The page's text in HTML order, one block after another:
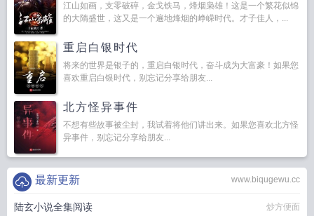
江山如画，支零破碎，金戈铁马，烽烟枭雄！这是一个繁花似锦
的大隋盛世，这又是一个遍地烽烟的峥嵘时代。才子佳人，...
重启白银时代
将来的世界是银子的，重启白银时代，奋斗成为大富豪！如果您
喜欢重启白银时代，别忘记分享给朋友...
北方怪异事件
不想有些故事被尘封，我试着将他们讲出来。如果您喜欢北方怪
异事件，别忘记分享给朋友...
www.biqugewu.cc
最新更新
陆玄小说全集阅读 炒方便面